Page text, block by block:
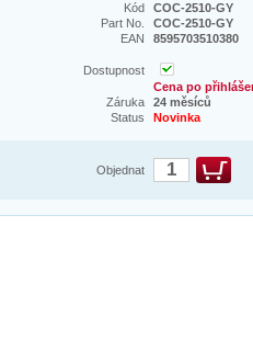
Kód
COC-2510-GY
Part No.
COC-2510-GY
EAN
8595703510380
Dostupnost
Cena po
Záruka
24 měsíců
Status
Novinka
Objednat